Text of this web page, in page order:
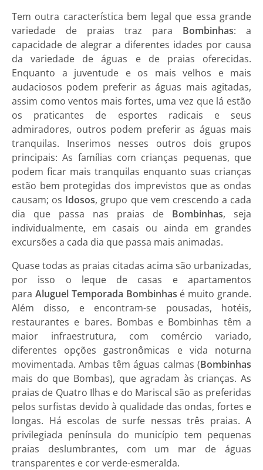
Tem outra característica bem legal que essa grande
variedade de praias traz para Bombinhas: a
capacidade de alegrar a diferentes idades por causa
da variedade de águas e de praias oferecidas.
Enquanto a juventude e os mais velhos e mais
audaciosos podem preferir as águas mais agitadas,
assim como ventos mais fortes, uma vez que lá estão
os praticantes de esportes radicais e seus
admiradores, outros podem preferir as águas mais
tranquilas. Inserimos nesses outros dois grupos
principais: As famílias com crianças pequenas, que
podem ficar mais tranquilas enquanto suas crianças
estão bem protegidas dos imprevistos que as ondas
causam; os Idosos, grupo que vem crescendo a cada
dia que passa nas praias de Bombinhas, seja
individualmente, em casais ou ainda em grandes
excursões a cada dia que passa mais animadas.
Quase todas as praias citadas acima são urbanizadas,
por isso o leque de casas e apartamentos
para Aluguel Temporada Bombinhas é muito grande.
Além disso, e encontram-se pousadas, hotéis,
restaurantes e bares. Bombas e Bombinhas têm a
maior infraestrutura, com comércio variado,
diferentes opções gastronômicas e vida noturna
movimentada. Ambas têm águas calmas (Bombinhas
mais do que Bombas), que agradam às crianças. As
praias de Quatro Ilhas e do Mariscal são as preferidas
pelos surfistas devido à qualidade das ondas, fortes e
longas. Há escolas de surfe nessas três praias. A
privilegiada península do município tem pequenas
praias deslumbrantes, com um mar de águas
transparentes e cor verde-esmeralda.